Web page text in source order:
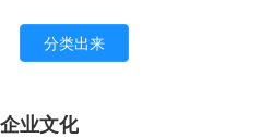
分类出来
企业文化